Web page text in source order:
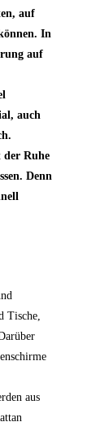
auf
In
auf
auch
der Ruhe
Denn
Tische,
aus